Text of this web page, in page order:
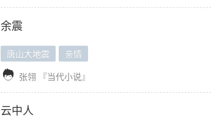
余震
唐山大地震 亲情
 张翎 『当代小说』
云中人